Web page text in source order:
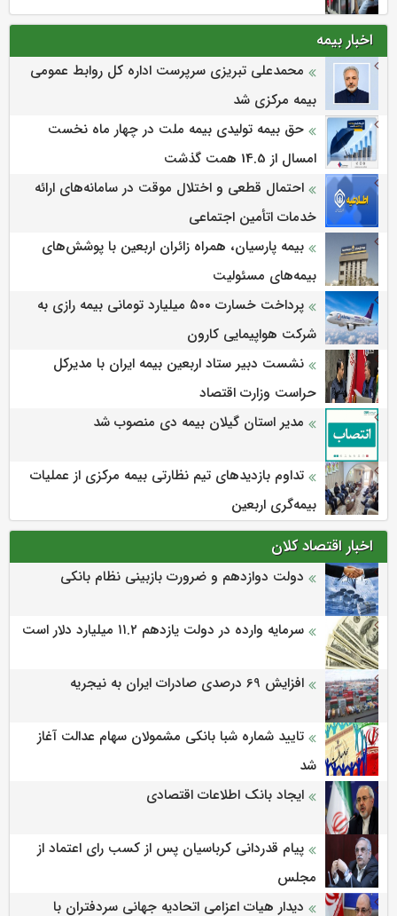
اخبار بیمه
محمدعلی تبریزی سرپرست اداره كل روابط عمومی
بیمه مركزی شد
حق بیمه تولیدی بیمه ملت در چهار ماه نخست
امسال از 14.5 همت گذشت
احتمال قطعی و اختلال موقت در سامانه‌های ارائه
خدمات اتأمین اجتماعی
بیمه پارسیان، همراه زائران اربعین با پوشش‌های
بیمه‌های مسئولیت
پرداخت خسارت ۵۰۰ میلیارد تومانی بیمه رازی به
شرکت هواپیمایی کارون
نشست دبیر ستاد اربعین بیمه ایران با مدیرکل
حراست وزارت اقتصاد
مدیر استان گیلان بیمه دی منصوب شد
تداوم بازدیدهای تیم نظارتی بیمه مرکزی از عملیات
بیمه‌گری اربعین
اخبار اقتصاد کلان
دولت دوازدهم و ضرورت بازبینی نظام بانکی
سرمایه وارده در دولت یازدهم ۱۱.۲ میلیارد دلار است
افزایش 69 درصدی صادرات ایران به نیجریه
تایید شماره شبا بانکی مشمولان سهام عدالت آغاز
شد
ایجاد بانک اطلاعات اقتصادی
پیام قدردانی کرباسیان پس از کسب رای اعتماد از
مجلس
دیدار هیات اعزامی اتحادیه جهانی سردفتران با